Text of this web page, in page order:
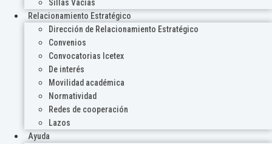
Sillas Vacías
Relacionamiento Estratégico
Dirección de Relacionamiento Estratégico
Convenios
Convocatorias Icetex
De interés
Movilidad académica
Normatividad
Redes de cooperación
Lazos
Ayuda